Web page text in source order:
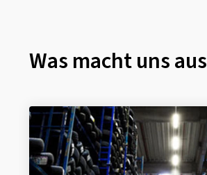
Was macht uns aus